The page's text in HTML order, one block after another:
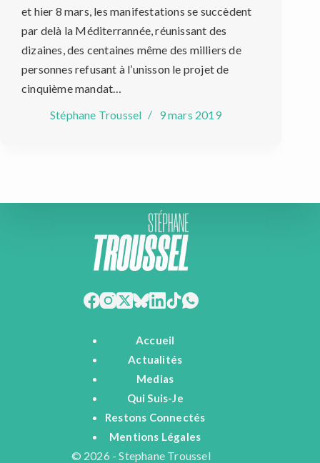
et hier 8 mars, les manifestations se succèdent
par delà la Méditerrannée, réunissant des
dizaines, des centaines même des milliers de
personnes refusant à l’unisson le projet de
cinquième mandat…
Stéphane Troussel
9 mars 2019
Accueil
Actualités
Medias
Qui Suis-Je
Restons Connectés
Mentions Légales
© 2026 - Stephane Troussel